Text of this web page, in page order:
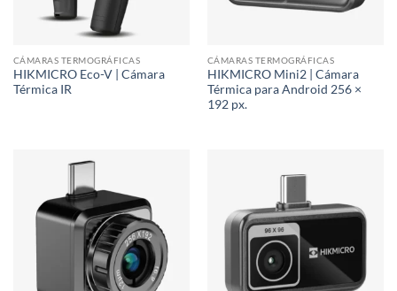
CÁMARAS TERMOGRÁFICAS
HIKMICRO Eco-V | Cámara
Térmica IR
CÁMARAS TERMOGRÁFICAS
HIKMICRO Mini2 | Cámara
Térmica para Android 256 ×
192 px.